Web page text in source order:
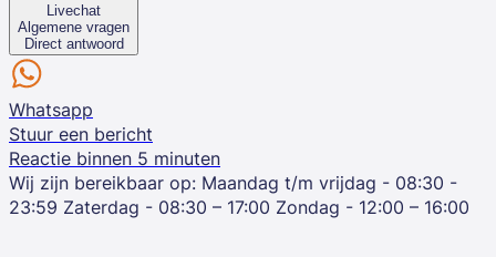
Livechat
Algemene vragen
Direct antwoord
Whatsapp
Stuur een bericht
Reactie binnen 5 minuten
Wij zijn bereikbaar op: Maandag t/m vrijdag - 08:30 -
23:59 Zaterdag - 08:30 – 17:00 Zondag - 12:00 – 16:00